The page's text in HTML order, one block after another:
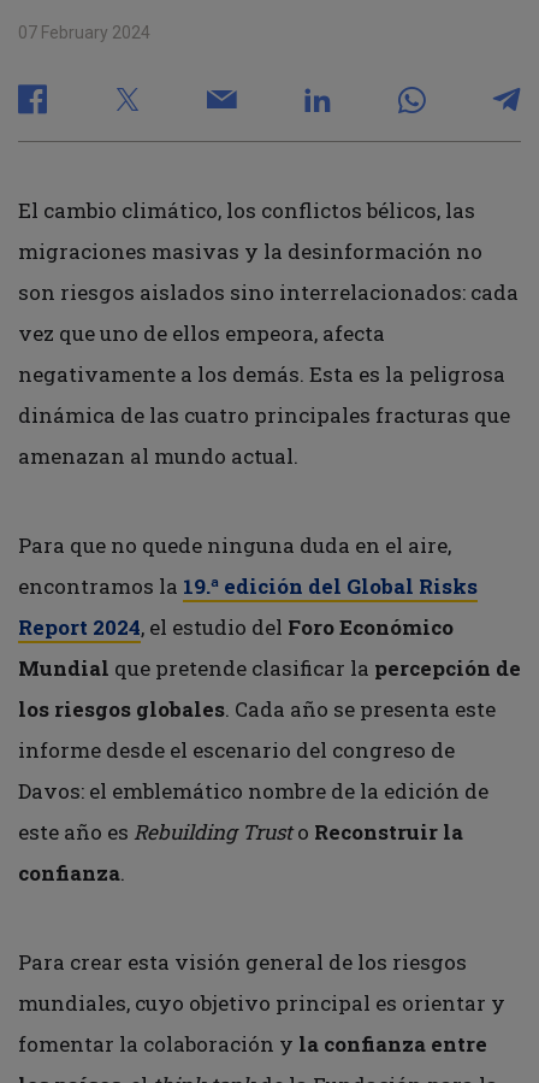
07 February 2024
El cambio climático, los conflictos bélicos, las
migraciones masivas y la desinformación no
son riesgos aislados sino interrelacionados: cada
vez que uno de ellos empeora, afecta
negativamente a los demás. Esta es la peligrosa
dinámica de las cuatro principales fracturas que
amenazan al mundo actual.
Para que no quede ninguna duda en el aire,
encontramos la 19.ª edición del Global Risks
Report 2024, el estudio del Foro Económico
Mundial que pretende clasificar la percepción de
los riesgos globales. Cada año se presenta este
informe desde el escenario del congreso de
Davos: el emblemático nombre de la edición de
este año es Rebuilding Trusto Reconstruir la
confianza.
Para crear esta visión general de los riesgos
mundiales, cuyo objetivo principal es orientar y
fomentar la colaboración y la confianza entre